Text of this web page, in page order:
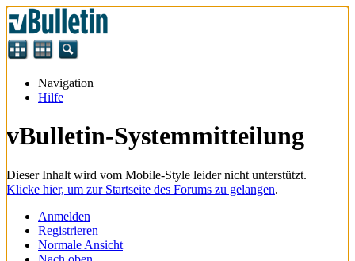
Navigation
Hilfe
vBulletin-Systemmitteilung
Dieser Inhalt wird vom Mobile-Style leider nicht unterstützt.
Klicke hier, um zur Startseite des Forums zu gelangen.
Anmelden
Registrieren
Normale Ansicht